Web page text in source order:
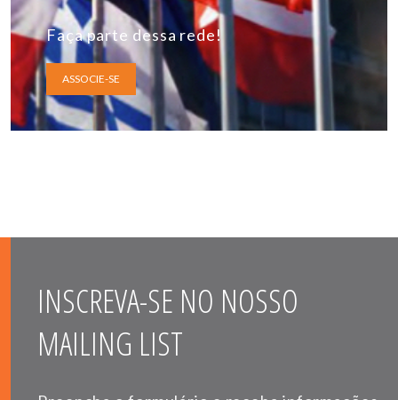
Faça parte dessa rede!
ASSOCIE-SE
INSCREVA-SE NO NOSSO
MAILING LIST